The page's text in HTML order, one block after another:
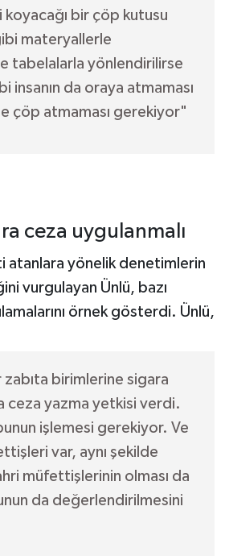
bir çöp kutusu
materyallerle
tabelalarla yönlendirilirse
insanın da oraya atmaması
çöp atmaması gerekiyor"
ceza uygulanmalı
atanlara yönelik denetimlerin
vurgulayan Ünlü, bazı
örnek gösterdi. Ünlü,
birimlerine sigara
ceza yazma yetkisi verdi.
işlemesi gerekiyor. Ve
var, aynı şekilde
müfettişlerinin olması da
da değerlendirilmesini